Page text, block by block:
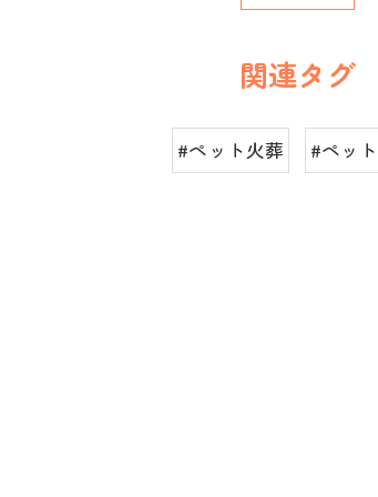
関連タグ
#ペット火葬 #ペッ